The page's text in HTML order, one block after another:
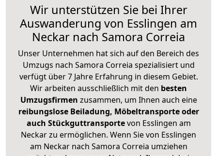
Wir unterstützen Sie bei Ihrer
Auswanderung von Esslingen am
Neckar nach Samora Correia
Unser Unternehmen hat sich auf den Bereich des
Umzugs nach Samora Correia spezialisiert und
verfügt über 7 Jahre Erfahrung in diesem Gebiet.
Wir arbeiten ausschließlich mit den besten
Umzugsfirmen zusammen, um Ihnen auch eine
reibungslose Beiladung, Möbeltransporte oder
auch Stückguttransportevon Esslingen am
Neckar zu ermöglichen. Wenn Sie von Esslingen
am Neckar nach Samora Correia umziehen